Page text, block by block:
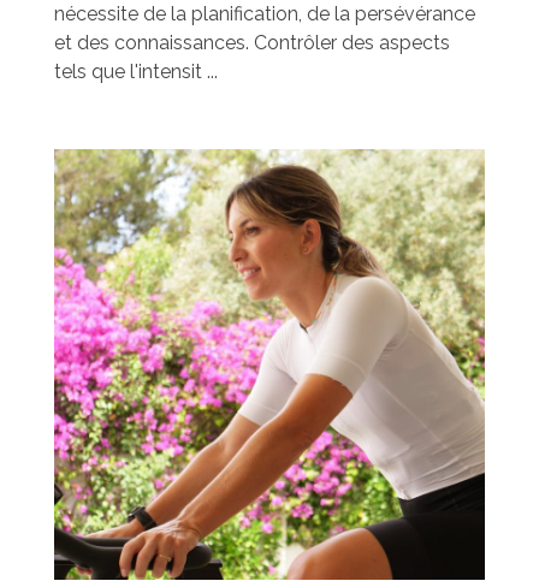
nécessite de la planification, de la persévérance
et des connaissances. Contrôler des aspects
tels que l'intensit ...